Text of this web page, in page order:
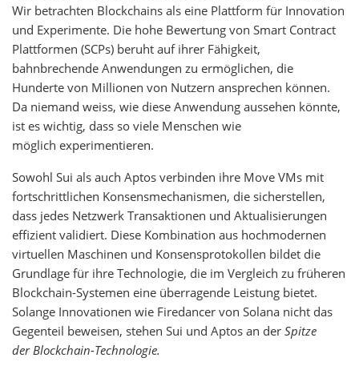
Wir betrachten Blockchains als eine Plattform für Innovation
und Experimente. Die hohe Bewertung von Smart Contract
Plattformen (SCPs) beruht auf ihrer Fähigkeit,
bahnbrechende Anwendungen zu ermöglichen, die
Hunderte von Millionen von Nutzern ansprechen können.
Da niemand weiss, wie diese Anwendung aussehen könnte,
ist es wichtig, dass so viele Menschen wie
möglich experimentieren.
Sowohl Sui als auch Aptos verbinden ihre Move VMs mit
fortschrittlichen Konsensmechanismen, die sicherstellen,
dass jedes Netzwerk Transaktionen und Aktualisierungen
effizient validiert. Diese Kombination aus hochmodernen
virtuellen Maschinen und Konsensprotokollen bildet die
Grundlage für ihre Technologie, die im Vergleich zu früheren
Blockchain-Systemen eine überragende Leistung bietet.
Solange Innovationen wie Firedancer von Solana nicht das
Gegenteil beweisen, stehen Sui und Aptos an der Spitze
der Blockchain-Technologie.